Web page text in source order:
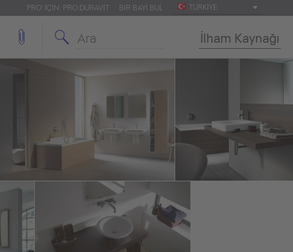
'PRO' IÇIN: PRO.DURAVIT BIR BAYI BUL TÜRKIYE
İlham Kaynağı